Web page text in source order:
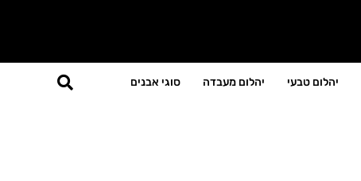
יהלום טבעי יהלום מעבדה סוגי אבנים